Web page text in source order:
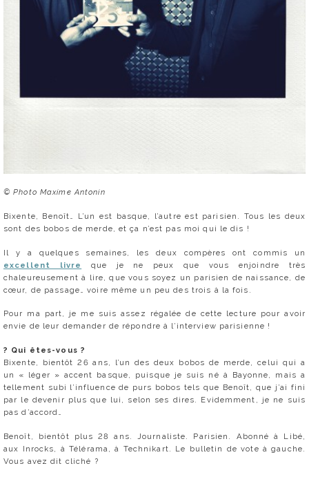
© Photo Maxime Antonin
Bixente, Benoît… L’un est basque, l’autre est parisien. Tous les deux
sont des bobos de merde, et ça n’est pas moi qui le dis !
Il y a quelques semaines, les deux compères ont commis un
excellent livre
que je ne peux que vous enjoindre très
chaleureusement à lire, que vous soyez un parisien de naissance, de
cœur, de passage… voire même un peu des trois à la fois.
Pour ma part, je me suis assez régalée de cette lecture pour avoir
envie de leur demander de répondre à l’interview parisienne !
? Qui êtes-vous ?
Bixente, bientôt 26 ans, l’un des deux bobos de merde, celui qui a
un « léger » accent basque, puisque je suis né à Bayonne, mais a
tellement subi l’influence de purs bobos tels que Benoît, que j’ai fini
par le devenir plus que lui, selon ses dires. Evidemment, je ne suis
pas d’accord…
Benoît, bientôt plus 28 ans. Journaliste. Parisien. Abonné à Libé,
aux Inrocks, à Télérama, à Technikart. Le bulletin de vote à gauche.
Vous avez dit cliché ?